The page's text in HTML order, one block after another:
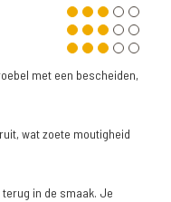
met een bescheiden,
wat zoete moutigheid
in de smaak. Je